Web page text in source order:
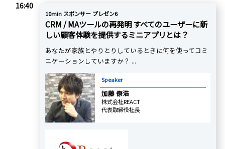
16:40
10min スポンサー プレゼン6
CRM / MAツールの再発明 すべてのユーザーに新
しい顧客体験を提供するミニアプリとは？
あなたが家族とやりとりしているときに何を使ってコミ
ニケーションしていますか？ ...
Speaker
加藤 僚浩
株式会社REACT
代表取締役社長